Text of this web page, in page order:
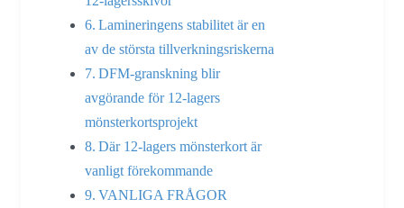
Lamineringens stabilitet är en
av de största tillverkningsriskerna
DFM-granskning blir
avgörande för 12-lagers
mönsterkortsprojekt
Där 12-lagers mönsterkort är
vanligt förekommande
VANLIGA FRÅGOR